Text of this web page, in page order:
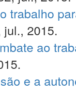
trabalho
2015.
ao
e a